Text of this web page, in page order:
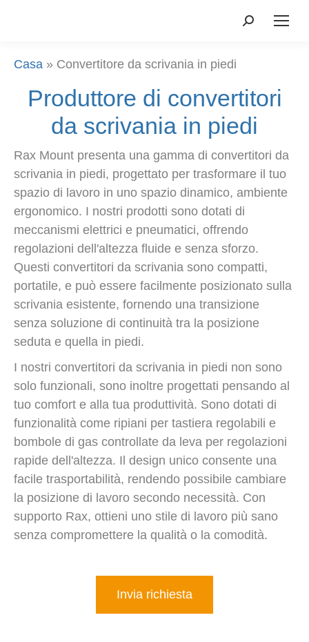
Ricerca:
Casa » Convertitore da scrivania in piedi
Produttore di convertitori
da scrivania in piedi
Rax Mount presenta una gamma di convertitori da
scrivania in piedi, progettato per trasformare il tuo
spazio di lavoro in uno spazio dinamico, ambiente
ergonomico. I nostri prodotti sono dotati di
meccanismi elettrici e pneumatici, offrendo
regolazioni dell'altezza fluide e senza sforzo.
Questi convertitori da scrivania sono compatti,
portatile, e può essere facilmente posizionato sulla
scrivania esistente, fornendo una transizione
senza soluzione di continuità tra la posizione
seduta e quella in piedi.
I nostri convertitori da scrivania in piedi non sono
solo funzionali, sono inoltre progettati pensando al
tuo comfort e alla tua produttività. Sono dotati di
funzionalità come ripiani per tastiera regolabili e
bombole di gas controllate da leva per regolazioni
rapide dell'altezza. Il design unico consente una
facile trasportabilità, rendendo possibile cambiare
la posizione di lavoro secondo necessità. Con
supporto Rax, ottieni uno stile di lavoro più sano
senza compromettere la qualità o la comodità.
Invia richiesta